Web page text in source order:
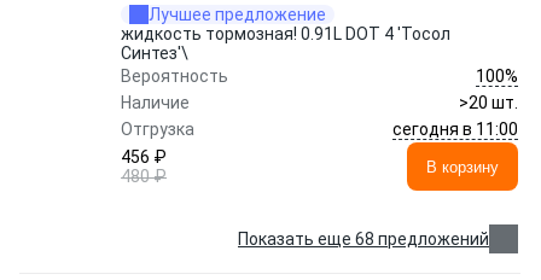
Лучшее предложение
жидкость тормозная! 0.91L DOT 4 'Тосол
Синтез'\
Вероятность
100%
Наличие
>20 шт.
Отгрузка
сегодня в 11:00
456 ₽
480 ₽
В корзину
Показать еще 68 предложений